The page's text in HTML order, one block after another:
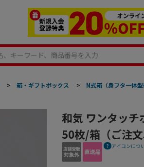
> 箱・ギフトボックス > N式箱（身フタ一体型
和気 ワンタッ
50枚/箱（ご注文
アイコンにつ